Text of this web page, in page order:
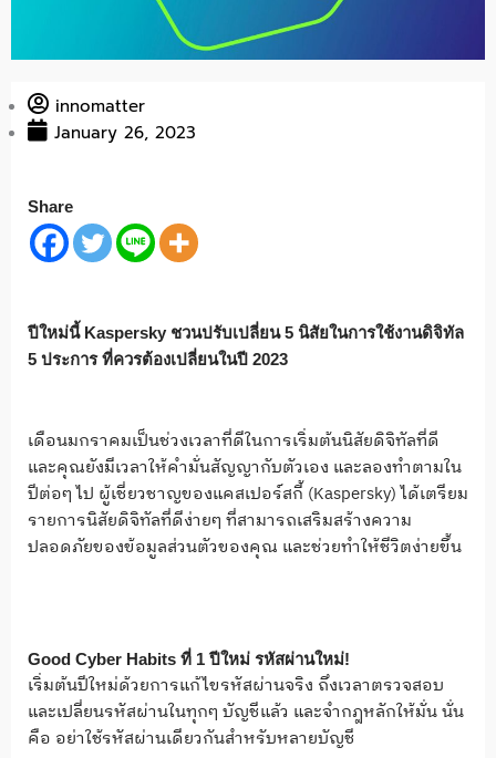
innomatter
January 26, 2023
Share
ปีใหม่นี้Kaspersky ชวนปรับเปลี่ยน 5 นิสัยในการใช้งานดิจิทัล
5 ประการ ที่ควรต้องเปลี่ยนในปี 2023
เดือนมกราคมเป็นช่วงเวลาที่ดีในการเริ่มต้นนิสัยดิจิทัลที่ดี
และคุณยังมีเวลาให้คำมั่นสัญญากับตัวเอง และลองทำตามใน
ปีต่อๆ ไป ผู้เชี่ยวชาญของแคสเปอร์สกี้ (Kaspersky) ได้เตรียม
รายการนิสัยดิจิทัลที่ดีง่ายๆ ที่สามารถเสริมสร้างความ
ปลอดภัยของข้อมูลส่วนตัวของคุณ และช่วยทำให้ชีวิตง่ายขึ้น
Good Cyber Habits ที่ 1 ปีใหม่ รหัสผ่านใหม่!
เริ่มต้นปีใหม่ด้วยการแก้ไขรหัสผ่านจริง ถึงเวลาตรวจสอบ
และเปลี่ยนรหัสผ่านในทุกๆ บัญชีแล้ว และจำกฎหลักให้มั่น นั่น
คือ อย่าใช้รหัสผ่านเดียวกันสำหรับหลายบัญชี